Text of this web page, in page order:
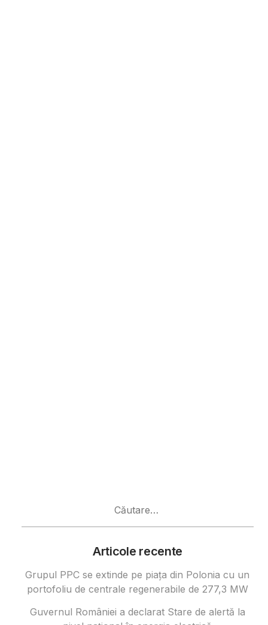
Articole recente
Grupul PPC se extinde pe piața din Polonia cu un
portofoliu de centrale regenerabile de 277,3 MW
Guvernul României a declarat Stare de alertă la